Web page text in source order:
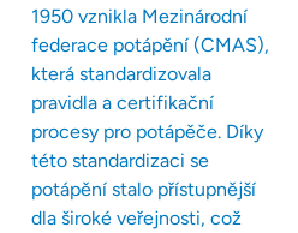
1950 vznikla Mezinárodní
federace potápění (CMAS),
která standardizovala
pravidla a certifikační
procesy pro potápěče. Díky
této standardizaci se
potápění stalo přístupnější
dla široké veřejnosti, což